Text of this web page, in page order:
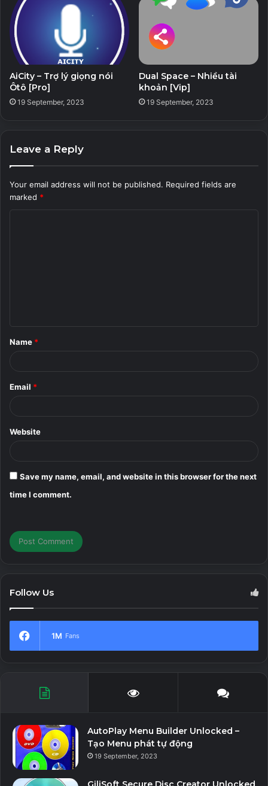
AiCity – Trợ lý giọng nói
Ôtô [Pro]
19 September, 2023
Dual Space – Nhiều tài
khoản [Vip]
19 September, 2023
Leave a Reply
Your email address will not be published. Required fields are
marked *
*
Name *
Email *
Website
Save my name, email, and website in this browser for the next
time I comment.
Follow Us
1M Fans
AutoPlay Menu Builder Unlocked –
Tạo Menu phát tự động
19 September, 2023